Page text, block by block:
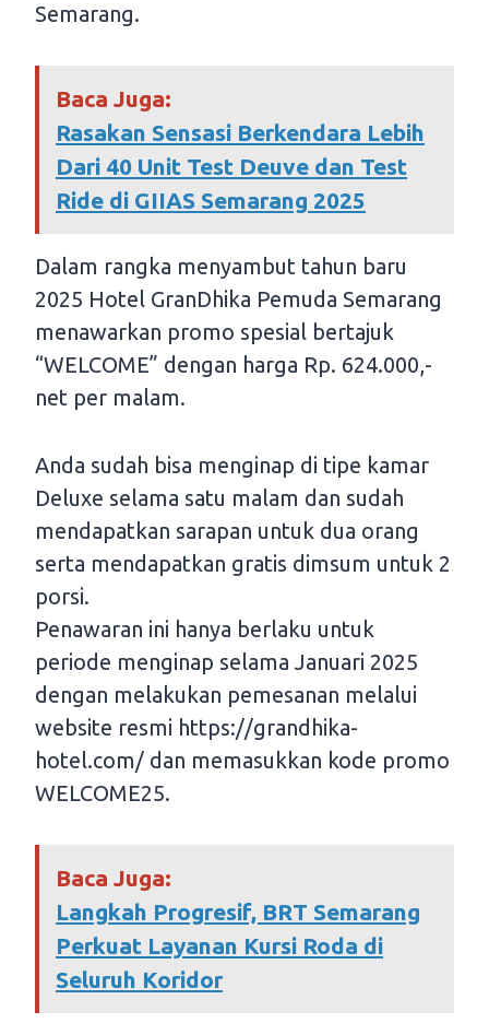
Semarang.
Baca Juga:
Rasakan Sensasi Berkendara Lebih
Dari 40 Unit Test Deuve dan Test
Ride di GIIAS Semarang 2025
Dalam rangka menyambut tahun baru
2025 Hotel GranDhika Pemuda Semarang
menawarkan promo spesial bertajuk
“WELCOME” dengan harga Rp. 624.000,-
net per malam.
Anda sudah bisa menginap di tipe kamar
Deluxe selama satu malam dan sudah
mendapatkan sarapan untuk dua orang
serta mendapatkan gratis dimsum untuk 2
porsi.
Penawaran ini hanya berlaku untuk
periode menginap selama Januari 2025
dengan melakukan pemesanan melalui
website resmi https://grandhika-
hotel.com/ dan memasukkan kode promo
WELCOME25.
Baca Juga:
Langkah Progresif, BRT Semarang
Perkuat Layanan Kursi Roda di
Seluruh Koridor